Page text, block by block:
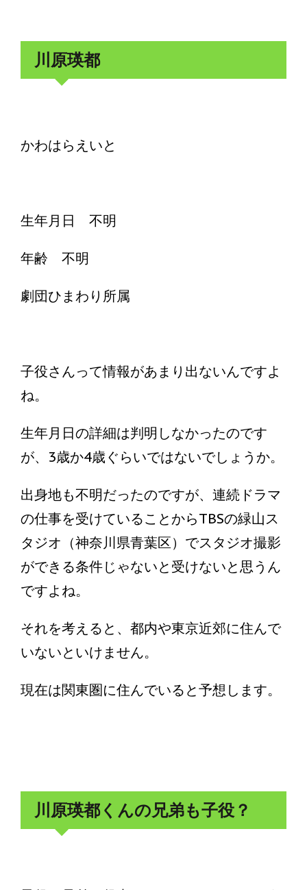
川原瑛都
かわはらえいと
生年月日 不明
年齢 不明
劇団ひまわり所属
子役さんって情報があまり出ないんですよ
ね。
生年月日の詳細は判明しなかったのです
が、3歳か4歳ぐらいではないでしょうか。
出身地も不明だったのですが、連続ドラマ
の仕事を受けていることからTBSの緑山ス
タジオ（神奈川県青葉区）でスタジオ撮影
ができる条件じゃないと受けないと思うん
ですよね。
それを考えると、都内や東京近郊に住んで
いないといけません。
現在は関東圏に住んでいると予想します。
川原瑛都くんの兄弟も子役？